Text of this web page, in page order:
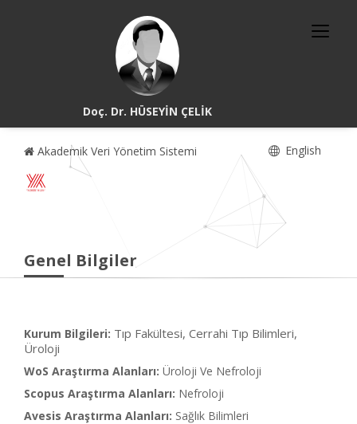
Doç. Dr. HÜSEYİN ÇELİK
Akademik Veri Yönetim Sistemi English
Genel Bilgiler
Kurum Bilgileri: Tıp Fakültesi, Cerrahi Tıp Bilimleri,
Üroloji
WoS Araştırma Alanları: Üroloji Ve Nefroloji
Scopus Araştırma Alanları: Nefroloji
Avesis Araştırma Alanları: Sağlık Bilimleri